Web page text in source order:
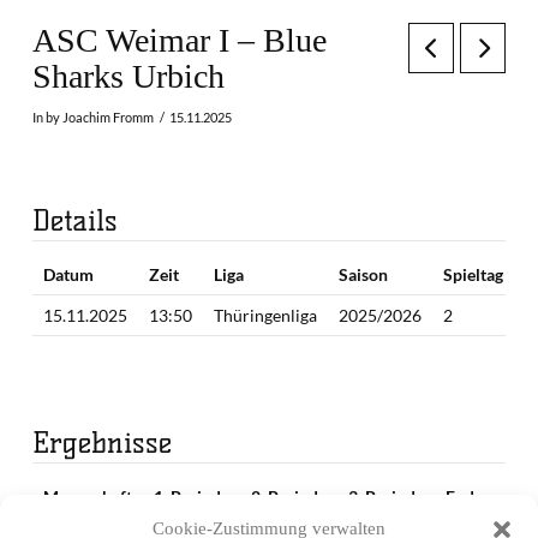
Cookie-Zustimmung verwalten
ASC Weimar I – Blue
Sharks Urbich
In by Joachim Fromm 15.11.2025
Details
Datum Zeit Liga Saison
Spieltag
15.11.2025
13:50 Thüringenliga 2025/2026 2
Ergebnisse
Mannschaft 1. Periode 2. Periode 3. Periode
Endergebnis